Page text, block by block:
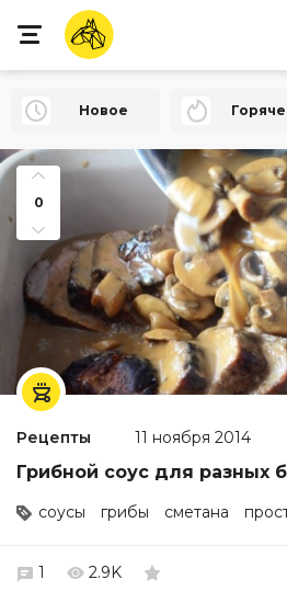
Новое
0
Рецепты 11 ноября 2014
Грибной соус для разных
соусы грибы сметана
1 2.9K